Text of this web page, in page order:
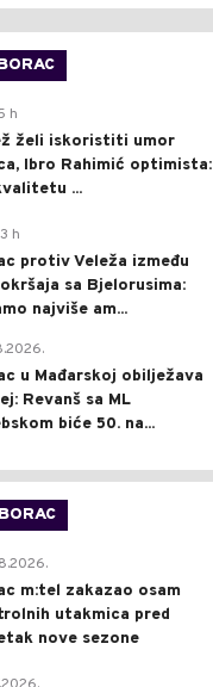
h
želi iskoristiti umor
Ibro Rahimić optimista:
...
h
protiv Veleža između
sa Bjelorusima:
najviše am...
u Mađarskoj obilježava
Revanš sa ML
biće 50. na...
m:tel zakazao osam
utakmica pred
nove sezone